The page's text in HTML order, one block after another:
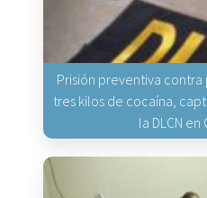
Prisión preventiva
tres kilos de cocaína,
la DLCN